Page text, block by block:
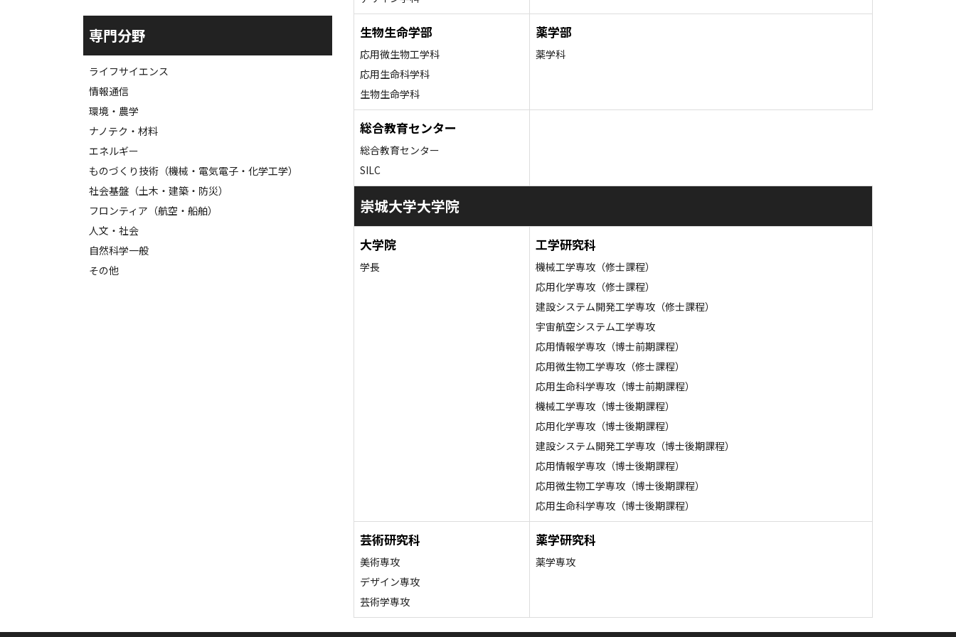
専門分野
ライフサイエンス
情報通信
環境・農学
ナノテク・材料
エネルギー
ものづくり技術（機械・電気電子・化学工学）
社会基盤（土木・建築・防災）
フロンティア（航空・船舶）
人文・社会
自然科学一般
その他
生物生命学部
応用微生物工学科
応用生命科学科
生物生命学科
薬学部
薬学科
総合教育センター
総合教育センター
SILC
崇城大学大学院
大学院
学長
工学研究科
機械工学専攻（修士課程）
応用化学専攻（修士課程）
建設システム開発工学専攻（修士課程）
宇宙航空システム工学専攻
応用情報学専攻（博士前期課程）
応用微生物工学専攻（修士課程）
応用生命科学専攻（博士前期課程）
機械工学専攻（博士後期課程）
応用化学専攻（博士後期課程）
建設システム開発工学専攻（博士後期課程）
応用情報学専攻（博士後期課程）
応用微生物工学専攻（博士後期課程）
応用生命科学専攻（博士後期課程）
芸術研究科
美術専攻
デザイン専攻
芸術学専攻
薬学研究科
薬学専攻